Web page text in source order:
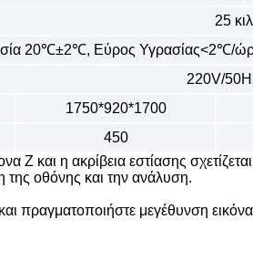
25
20℃±2℃, Εύρος Υγρασίας<2℃/
220V/
1750*920*1700
450
και η ακρίβεια εστίασης
της οθόνης και την ανάλυση.
και πραγματοποιήστε μεγέθυνση